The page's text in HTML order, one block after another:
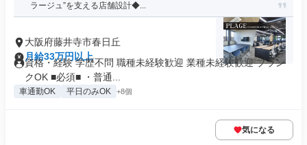
ラージュ”を支える店舗設計◆...
大阪府藤井寺市春日丘
月給33万円以上
資格・経験 学歴不問 職種未経験歓迎 業種未経験歓迎 ブラン
クOK ■必須■ ・普通...
車通勤OK 平日のみOK +8個
気になる